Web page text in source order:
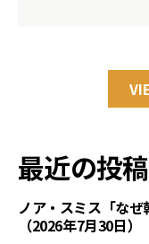
最近の投稿
ノア・スミス「なぜ
（2026年7月30日）